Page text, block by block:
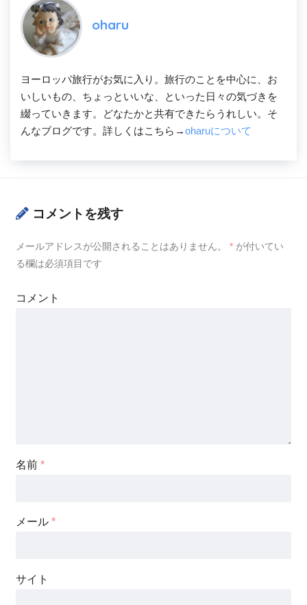
oharu
ヨーロッパ旅行がお気に入り。旅行のことを中心に、お
いしいもの、ちょっといいな、といった日々の気づきを
綴っていきます。どなたかと共有できたらうれしい。そ
んなブログです。詳しくはこちら→oharuについて
コメントを残す
メールアドレスが公開されることはありません。 * が付いてい
る欄は必須項目です
コメント
名前*
メール*
サイト